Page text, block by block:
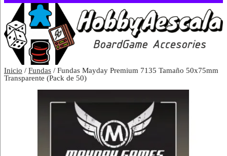
Inicio / Fundas / Fundas Mayday Premium 7135 Tamaño 50x75mm
Transparente (Pack de 50)